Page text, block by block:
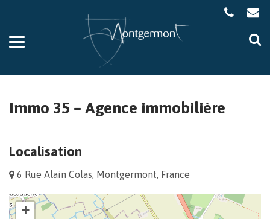
Aller
la
Immo 35 – Agence immobilière
Localisation
6 Rue Alain Colas, Montgermont, France
+